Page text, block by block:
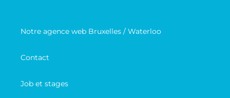
Notre agence web Bruxelles / Waterloo
Contact
Job et stages